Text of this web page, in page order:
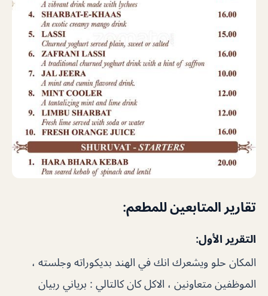
تقارير المتابعين للمطعم:
التقرير الأول:
المكان حلو ويشعرك انك في الهند بديكوراته وجلسته ،
الموظفين متعاونين ، الاكل كان كالتالي : برياني ربيان